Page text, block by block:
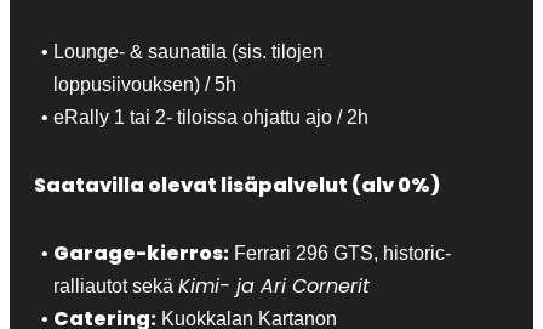
Lounge- & saunatila (sis. tilojen
loppusiivouksen) / 5h
eRally 1 tai 2- tiloissa ohjattu ajo / 2h
Saatavilla olevat lisäpalvelut (alv 0%)
Garage-kierros: Ferrari 296 GTS, historic-
ralliautot sekä Kimi- ja Ari Cornerit
Catering: Kuokkalan Kartanon